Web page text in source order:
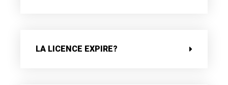
LA LICENCE EXPIRE?